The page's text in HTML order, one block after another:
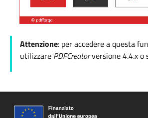
Attenzione: per accedere a questa
utilizzare PDFCreatorversione 4.4.x o